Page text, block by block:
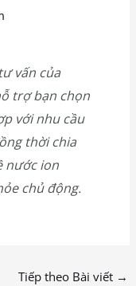
vấn của
trợ bạn chọn
với nhu cầu
thời chia
nước ion
chủ động.
Tiếp theo Bài viết →